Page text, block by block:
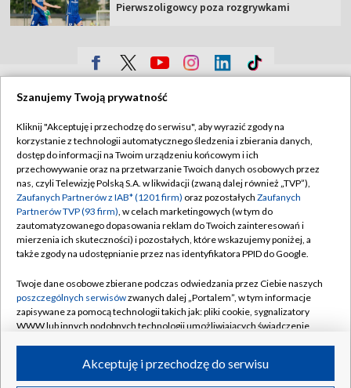
Pierwszoligowcy poza rozgrywkami
Sklep TVP
Biuro Reklamy
Oferta Handlowa
Telegazeta ogłoszenia
Emisja w TVP
Ogłoszenia przetargowe
Akademia Telewizyjna
Centrum informacji TVP
Polityka prywatności
Moje zgody
Biuro reklamy
Kontakt
©2026 Telewizja Polska Spółka Akcyjna w likwidacji
Szanujemy Twoją prywatność
Kliknij "Akceptuję i przechodzę do serwisu", aby wyrazić zgody na
korzystanie z technologii automatycznego śledzenia i zbierania danych,
dostęp do informacji na Twoim urządzeniu końcowym i ich
przechowywanie oraz na przetwarzanie Twoich danych osobowych przez
nas, czyli Telewizję Polską S.A. w likwidacji (zwaną dalej również „TVP”),
Zaufanych Partnerów z IAB* (1201 firm) oraz pozostałych Zaufanych
Partnerów TVP (93 firm), w celach marketingowych (w tym do
zautomatyzowanego dopasowania reklam do Twoich zainteresowań i
mierzenia ich skuteczności) i pozostałych, które wskazujemy poniżej, a
także zgody na udostępnianie przez nas identyfikatora PPID do Google.
Twoje dane osobowe zbierane podczas odwiedzania przez Ciebie naszych
poszczególnych serwisówzwanych dalej „Portalem”, w tym informacje
zapisywane za pomocą technologii takich jak: pliki cookie, sygnalizatory
WWW lub innych podobnych technologii umożliwiających świadczenie
ruchu w Internecie.Akceptuję i przechodzę do serwisu